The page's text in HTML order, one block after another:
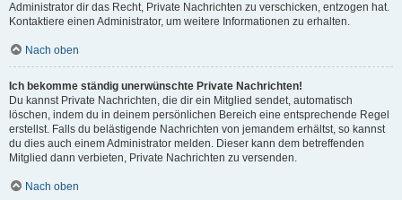
Administrator dir das Recht, Private Nachrichten zu verschicken, entzogen hat.
Kontaktiere einen Administrator, um weitere Informationen zu erhalten.
Nach oben
Ich bekomme ständig unerwünschte Private Nachrichten!
Du kannst Private Nachrichten, die dir ein Mitglied sendet, automatisch
löschen, indem du in deinem persönlichen Bereich eine entsprechende Regel
erstellst. Falls du belästigende Nachrichten von jemandem erhältst, so kannst
du dies auch einem Administrator melden. Dieser kann dem betreffenden
Mitglied dann verbieten, Private Nachrichten zu versenden.
Nach oben